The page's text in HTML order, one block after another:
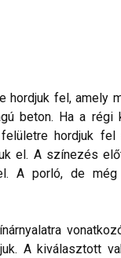
hordjuk fel, amely
beton. Ha a régi
hordjuk fel
el. A színezés
A porló, de
A kiválasztott